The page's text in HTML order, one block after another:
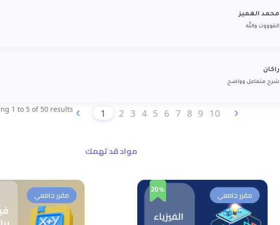
محمد الغميز
القوووت والله
راكان
شرح متفاعل وواضح
1 to 5of 50results 1 2 3 4 5 6 7 8 9 10
مواد قد تهمك
مقرر جامعي 20% مقرر جامعي